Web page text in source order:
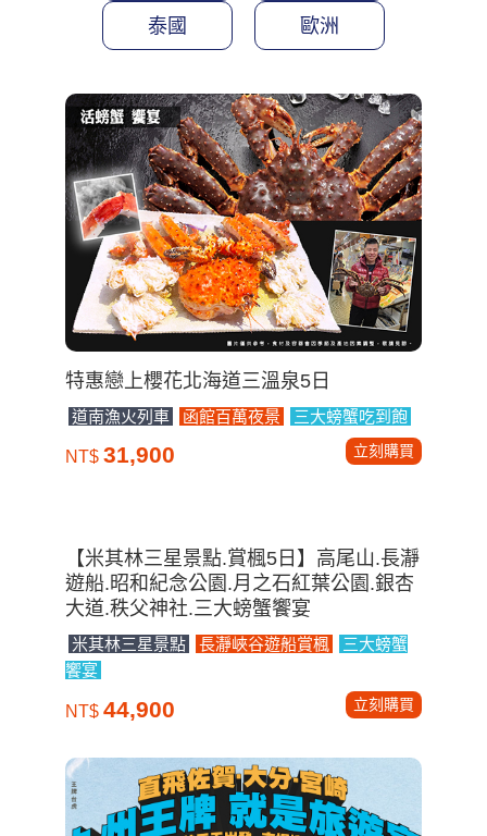
泰國 歐洲
特惠戀上櫻花北海道三溫泉5日
道南漁火列車 函館百萬夜景 三大螃蟹吃到飽
NT$ 31,900 立刻購買
【米其林三星景點.賞楓5日】高尾山.長瀞
遊船.昭和紀念公園.月之石紅葉公園.銀杏
大道.秩父神社.三大螃蟹饗宴
米其林三星景點 長瀞峽谷遊船賞楓
三大螃蟹
饗宴
NT$ 44,900 立刻購買